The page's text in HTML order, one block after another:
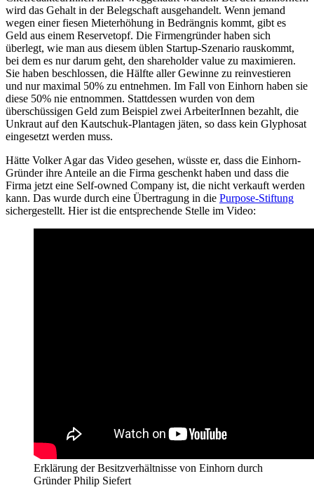
wird das Gehalt in der Belegschaft ausgehandelt. Wenn jemand
wegen einer fiesen Mieterhöhung in Bedrängnis kommt, gibt es
Geld aus einem Reservetopf. Die Firmengründer haben sich
überlegt, wie man aus diesem üblen Startup-Szenario rauskommt,
bei dem es nur darum geht, den shareholder value zu maximieren.
Sie haben beschlossen, die Hälfte aller Gewinne zu reinvestieren
und nur maximal 50% zu entnehmen. Im Fall von Einhorn haben sie
diese 50% nie entnommen. Stattdessen wurden von dem
überschüssigen Geld zum Beispiel zwei ArbeiterInnen bezahlt, die
Unkraut auf den Kautschuk-Plantagen jäten, so dass kein Glyphosat
eingesetzt werden muss.
Hätte Volker Agar das Video gesehen, wüsste er, dass die Einhorn-
Gründer ihre Anteile an die Firma geschenkt haben und dass die
Firma jetzt eine Self-owned Company ist, die nicht verkauft werden
kann. Das wurde durch eine Übertragung in die Purpose-Stiftung
sichergestellt. Hier ist die entsprechende Stelle im Video:
Erklärung der Besitzverhältnisse von Einhorn durch
Gründer Philip Siefert